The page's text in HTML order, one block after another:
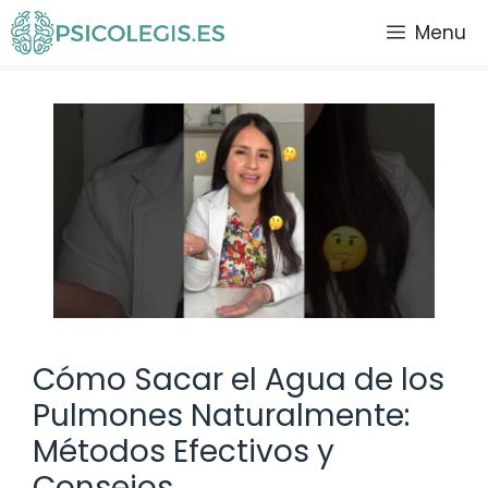
Saltar
al
Menu
Cómo Sacar el Agua de los
Pulmones Naturalmente:
Métodos Efectivos y